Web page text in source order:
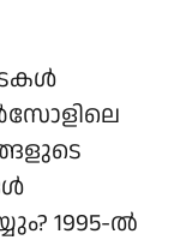
1995-ല്‍